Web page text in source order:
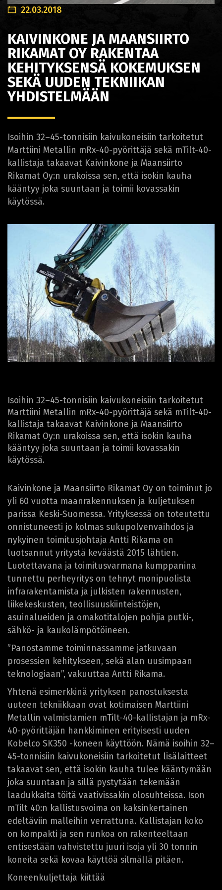
22.03.2018
KAIVINKONE JA MAANSIIRTO
RIKAMAT OY RAKENTAA
KEHITYKSENSÄ KOKEMUKSEN
SEKÄ UUDEN TEKNIIKAN
YHDISTELMÄÄN
Isoihin 32–45-tonnisiin kaivukoneisiin tarkoitetut
Marttiini Metallin mRx-40-pyörittäjä sekä mTilt-40-
kallistaja takaavat Kaivinkone ja Maansiirto
Rikamat Oy:n urakoissa sen, että isokin kauha
kääntyy joka suuntaan ja toimii kovassakin
käytössä.
Isoihin 32–45-tonnisiin kaivukoneisiin tarkoitetut
Marttiini Metallin mRx-40-pyörittäjä sekä mTilt-40-
kallistaja takaavat Kaivinkone ja Maansiirto
Rikamat Oy:n urakoissa sen, että isokin kauha
kääntyy joka suuntaan ja toimii kovassakin
käytössä.
Kaivinkone ja Maansiirto Rikamat Oy on toiminut jo
yli 60 vuotta maanrakennuksen ja kuljetuksen
parissa Keski-Suomessa. Yrityksessä on toteutettu
onnistuneesti jo kolmas sukupolvenvaihdos ja
nykyinen toimitusjohtaja Antti Rikama on
luotsannut yritystä keväästä 2015 lähtien.
Luotettavana ja toimitusvarmana kumppanina
tunnettu perheyritys on tehnyt monipuolista
infrarakentamista ja julkisten rakennusten,
liikekeskusten, teollisuuskiinteistöjen,
asuinalueiden ja omakotitalojen pohjia putki-,
sähkö- ja kaukolämpötöineen.
”Panostamme toiminnassamme jatkuvaan
prosessien kehitykseen, sekä alan uusimpaan
teknologiaan”, vakuuttaa Antti Rikama.
Yhtenä esimerkkinä yrityksen panostuksesta
uuteen tekniikkaan ovat kotimaisen Marttiini
Metallin valmistamien mTilt-40-kallistajan ja mRx-
40-pyörittäjän hankkiminen erityisesti uuden
Kobelco SK350 -koneen käyttöön. Nämä isoihin 32–
45-tonnisiin kaivukoneisiin tarkoitetut lisälaitteet
takaavat sen, että isokin kauha tulee kääntymään
joka suuntaan ja sillä pystytään tekemään
laadukkaita töitä vaativissakin olosuhteissa. Ison
mTilt 40:n kallistusvoima on kaksinkertainen
edeltäviin malleihin verrattuna. Kallistajan koko
on kompakti ja sen runkoa on rakenteeltaan
entisestään vahvistettu juuri isoja yli 30 tonnin
koneita sekä kovaa käyttöä silmällä pitäen.
Koneenkuljettaja kiittää